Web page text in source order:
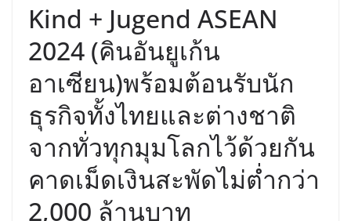
Kind + Jugend ASEAN
2024 (คินอันยูเก้น
อาเซียน)พร้อมต้อนรับนัก
ธุรกิจทั้งไทยและต่างชาติ
จากทั่วทุกมุมโลกไว้ด้วยกัน
คาดเม็ดเงินสะพัดไม่ต่ำกว่า
2,000 ล้านบาท